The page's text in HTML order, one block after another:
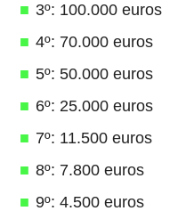
3º: 100.000 euros
4º: 70.000 euros
5º: 50.000 euros
6º: 25.000 euros
7º: 11.500 euros
8º: 7.800 euros
9º: 4.500 euros